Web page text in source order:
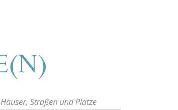
Häuser, Straßen und Plätze